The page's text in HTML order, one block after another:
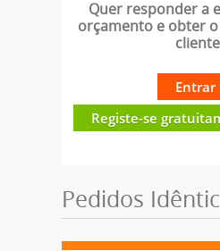
Quer responder a
orçamento e obter
Entrar
Registe-se
Pedidos